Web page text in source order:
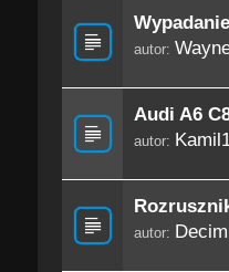
autor:
Audi A6
autor:
autor: